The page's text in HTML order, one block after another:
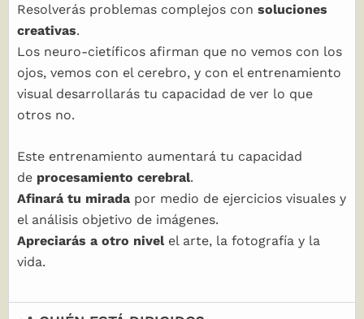
Resolverás problemas complejos con soluciones
creativas.
Los neuro-cietíficos afirman que no vemos con los
ojos, vemos con el cerebro, y con el entrenamiento
visual desarrollarás tu capacidad de ver lo que
otros no.
Este entrenamiento aumentará tu capacidad
de procesamiento cerebral.
Afinará tu mirada por medio de ejercicios visuales y
el análisis objetivo de imágenes.
Apreciarás a otro nivel el arte, la fotografía y la
vida.